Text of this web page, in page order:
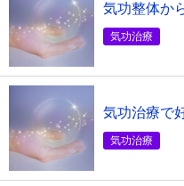
気功整体か
気功治療
気功治療で
気功治療